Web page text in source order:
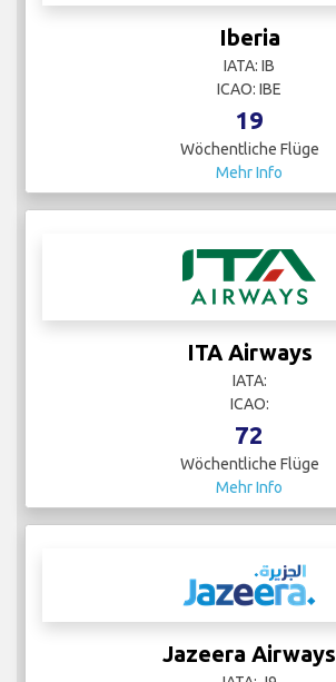
Iberia
IATA: IB
ICAO: IBE
19
Wöchentliche Flüge
Mehr Info
ITA Airways
IATA:
ICAO:
72
Wöchentliche Flüge
Mehr Info
Jazeera Airways